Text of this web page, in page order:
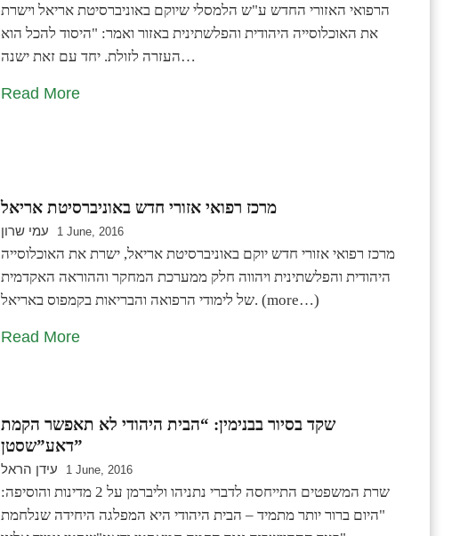
הרפואי האזורי החדש ע"ש הלמסלי שיוקם באוניברסיטת אריאל וישרת
את האוכלוסייה היהודית והפלשתינית באזור ואמר: "היסוד להכל הוא
העזרה לזולת. יחד עם זאת ישנה…
Read More
מרכז רפואי אזורי חדש באוניברסיטת אריאל
עמי שרון 1 June, 2016
מרכז רפואי אזורי חדש יוקם באוניברסיטת אריאל, ישרת את האוכלוסייה
היהודית והפלשתינית ויהווה חלק ממערכת המחקר וההוראה האקדמית
של לימודי הרפואה והבריאות בקמפוס באריאל. (more…)
Read More
שקד בסיור בבנימין: “הבית היהודי לא תאפשר הקמת
דאע”שסטן”
עידן הראל 1 June, 2016
שרת המשפטים התייחסה לדברי נתניהו וליברמן על 2 מדינות והוסיפה:
"היום ברור יותר מתמיד – הבית היהודי היא המפלגה היחידה שנלחמת